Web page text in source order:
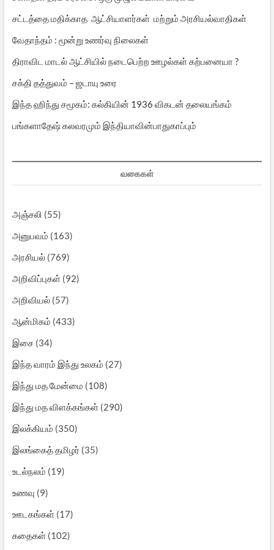
சட்டத்தை மதிக்காத ஆட்சியாளர்கள் மற்றும் அரசியல்வாதிகள்
வேதாந்தம் : மூன்று உணர்வு நிலைகள்
திராவிட மாடல் ஆட்சியில் நடைபெற்ற ஊழல்கள் கற்பனையா ?
சக்தி தத்துவம் – ஜடாயு உரை
இந்த ஹிந்து சமூகம்: கல்கியின் 1936 விகடன் தலையங்கம்
பங்களாதேஷ் கலவரமும் இந்தியாவின்பாதுகாப்பும்
வகைகள்
அஞ்சலி (55)
அனுபவம் (163)
அரசியல்(769)
அறிவிப்புகள்(92)
அறிவியல்(57)
ஆன்மிகம் (433)
இசை(34)
இந்த வாரம் இந்து உலகம் (27)
இந்து மத மேன்மை (108)
இந்து மத விளக்கங்கள்(290)
இலக்கியம் (350)
இலங்கைத் தமிழர் (35)
உடல்நலம் (19)
உணவு (9)
ஊடகங்கள்(17)
கதைகள்(102)